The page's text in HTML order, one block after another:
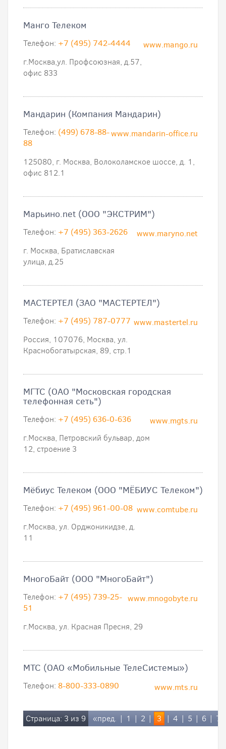
Манго Телеком
www.mango.ru
Телефон: +7 (495) 742-4444
г.Москва,ул. Профсоюзная, д.57,
офис 833
Мандарин (Компания Мандарин)
www.mandarin-office.ru
Телефон: (499) 678-88-
88
125080, г. Москва, Волоколамское шоссе, д. 1,
офис 812.1
Марьино.net (ООО "ЭКСТРИМ")
www.maryno.net
Телефон: +7 (495) 363-2626
г. Москва, Братиславская
улица, д.25
МАСТЕРТЕЛ (ЗАО "МАСТЕРТЕЛ")
www.mastertel.ru
Телефон: +7 (495) 787-0777
Россия, 107076, Москва, ул.
Краснобогатырская, 89, стр.1
МГТС (ОАО "Московская городская
телефонная сеть")
www.mgts.ru
Телефон: +7 (495) 636-0-636
г.Москва, Петровский бульвар, дом
12, строение 3
Мёбиус Телеком (ООО "МЁБИУС Телеком")
www.comtube.ru
Телефон: +7 (495) 961-00-08
г.Москва, ул. Орджоникидзе, д.
11
МногоБайт (ООО "МногоБайт")
www.mnogobyte.ru
Телефон: +7 (495) 739-25-
51
г.Москва, ул. Красная Пресня, 29
МТС (ОАО «Мобильные ТелеСистемы»)
www.mts.ru
Телефон: 8-800-333-0890
Страница: 3 из 9 «пред. | 1 | 2 | 3 | 4 | 5 | 6 | 7